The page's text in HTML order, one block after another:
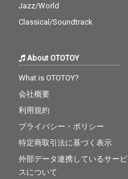
Jazz/World
Classical/Soundtrack
About OTOTOY
What is OTOTOY?
会社概要
利用規約
プライバシー・ポリシー
特定商取引法に基づく表示
外部データ連携しているサービ
スについて